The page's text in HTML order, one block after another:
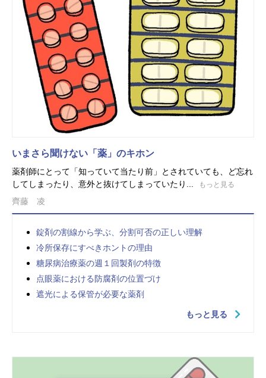
いまさら聞けない「薬」のキホン
薬剤師にとって「知っていて当たり前」とされていても、ど忘れ
してしまったり、意外と抜けてしまっていたり...
もっと見る
齊藤 凌
錠剤の割線から学ぶ、分割可否の正しい理解
冷所保存にすべきホントの理由
糖尿病治療薬の週１回製剤の特徴
点眼薬における防腐剤の位置づけ
遮光による保管が必要な薬剤
もっと見る